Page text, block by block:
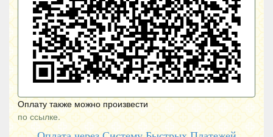
Оплату также можно произвести
по ссылке.